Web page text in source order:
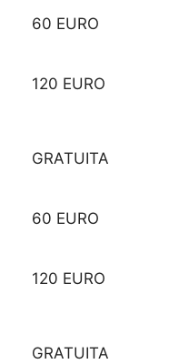
60 EURO
120 EURO
GRATUITA
60 EURO
120 EURO
GRATUITA